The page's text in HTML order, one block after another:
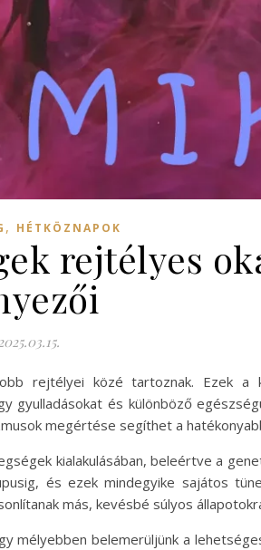
, HÉTKÖZNAPOK
rejtélyes
rejtélyei közé tartoznak. Ezek a
és különböző
megértése segíthet a
kialakulásában, beleértve a
és ezek mindegyike sajátos
más, kevésbé súlyos
mélyebben belemerüljünk a